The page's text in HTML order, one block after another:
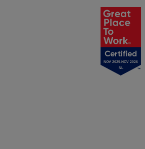
NOV 2025-NOV 2026
NL